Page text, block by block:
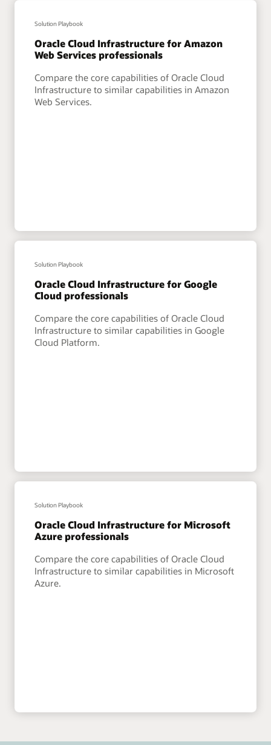
Solution Playbook
Oracle Cloud Infrastructure for Amazon
Web Services professionals
Compare the core capabilities of Oracle Cloud
Infrastructure to similar capabilities in Amazon
Web Services.
Solution Playbook
Oracle Cloud Infrastructure for Google
Cloud professionals
Compare the core capabilities of Oracle Cloud
Infrastructure to similar capabilities in Google
Cloud Platform.
Solution Playbook
Oracle Cloud Infrastructure for Microsoft
Azure professionals
Compare the core capabilities of Oracle Cloud
Infrastructure to similar capabilities in Microsoft
Azure.